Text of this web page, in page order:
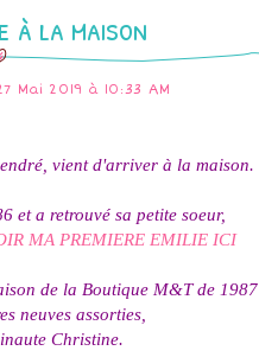
à la maison
Mai 2019 à 10:33 AM
vient d'arriver à la maison.
et a retrouvé sa petite soeur,
MA PREMIERE EMILIE ICI
de la Boutique M&T de 1987
neuves assorties,
Christine.